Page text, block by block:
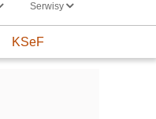
Serwisy
KSeF